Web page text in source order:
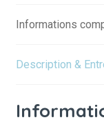
ans
Informations
Description &